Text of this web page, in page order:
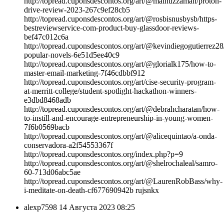
drive-review-2023-267c9ef28cb5
http://topread.cuponsdescontos.org/art/@rosbisnusbysb/https-
bestreviewservice-com-product-buy-glassdoor-reviews-
bef47c012c6a
http://topread.cuponsdescontos.org/art/
popular-novels-6e51d5ee40c9
http://topread.cuponsdescontos.org/art/@glorialk175/how-to-
master-email-marketing-7f46cdbbf912
http://topread.cuponsdescontos.org/art/cise-security-program-
at-merritt-college/student-spotlight-hackathon-winners-
e3dbd8468adb
http://topread.cuponsdescontos.org/art/@debrahcharatan/how-
to-instill-and-encourage-entrepreneurship-in-young-women-
7f6b0569bacb
http://topread.cuponsdescontos.org/art/@alicequintao/a-onda-
conservadora-a2f54553367f
http://topread.cuponsdescontos.org/index.php?p=9
http://topread.cuponsdescontos.org/art/@shelrochaleal/samro-
60-713d06abc5ae
http://topread.cuponsdescontos.org/art/@LaurenRobBass/why-
i-meditate-on-death-cf677690942b rujsnkx
alexp7598 14 Августа 2023 08:25